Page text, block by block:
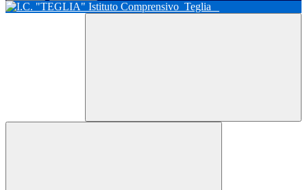
Istituto Comprensivo Teglia